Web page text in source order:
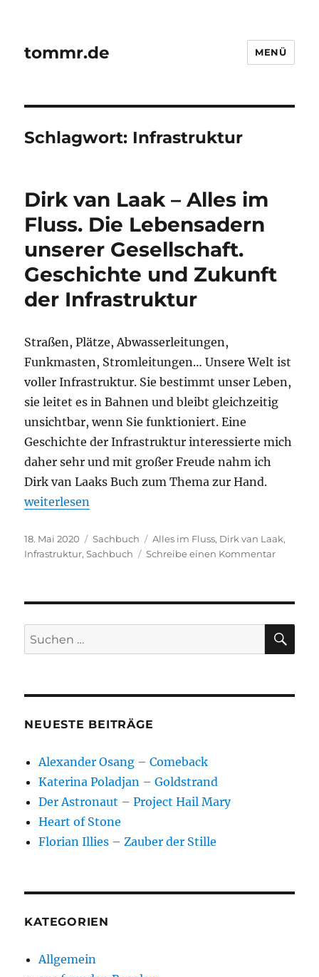
tommr.de MENÜ
Schlagwort: Infrastruktur
Dirk van Laak – Alles im
Fluss. Die Lebensadern
unserer Gesellschaft.
Geschichte und Zukunft
der Infrastruktur
Straßen, Plätze, Abwasserleitungen,
Funkmasten, Stromleitungen… Unsere Welt ist
voller Infrastruktur. Sie bestimmt unser Leben,
sie leitet es in Bahnen und bleibt gleichzeitig
unsichtbar, wenn Sie funktioniert. Eine
Geschichte der Infrastruktur interessierte mich
daher sehr und mit großer Freude nahm ich
Dirk van Laaks Buch zum Thema zur Hand.
„Dirk van Laak – Alles im Fluss. Die Lebensadern
weiterlesen
Veröffentlicht
am
18. Mai 2020 Kategorien
Sachbuch Schlagwörter
Alles im Fluss, Dirk van Laak,
Infrastruktur,Sachbuch Schreibe einen Kommentarzu
Alles
im
Fluss.
Suchen
nach:
NEUESTE BEITRÄGE
Alexander Osang – Comeback
Katerina Poladjan – Goldstrand
Der Astronaut – Project Hail Mary
Heart of Stone
Florian Illies – Zauber der Stille
KATEGORIEN
Allgemein